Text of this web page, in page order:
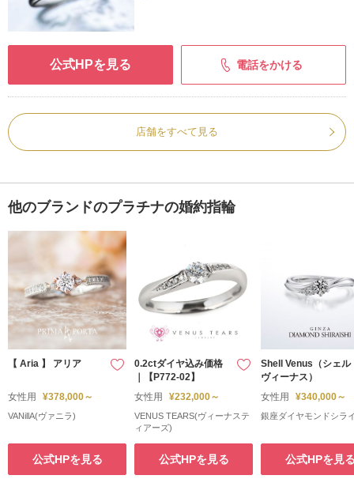
公式HPを見る 電話をかける
店舗をすべて見る
他のブランドのプラチナの婚約指輪
【 Aria 】 アリア
女性用 ¥378,000～
VANillA(ヴァニラ)
公式HPを見る
0.2ctダイヤ込み価格
｜【P772-02】
女性用
¥232,000～
VENUS TEARS(ヴィーナステ
ィアーズ)
公式HPを見る
Shell Venus（シェル
ヴィーナス）
女性用
¥340,000～
銀座ダイヤモンドシラ
公式HPを見